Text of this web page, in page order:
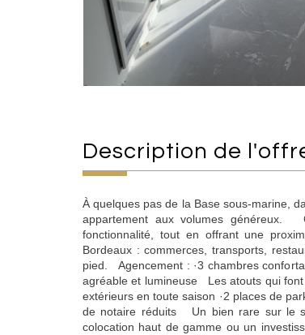
description de
À quelques pas de la Base sous-marine,
appartement aux volumes généreux.
fonctionnalité, tout en offrant une
Bordeaux : commerces, transports,
pied. Agencement : ·3 chambres
agréable et lumineuse Les atouts qui
extérieurs en toute saison ·2 places de
de notaire réduits Un bien rare sur le
colocation haut de gamme ou un